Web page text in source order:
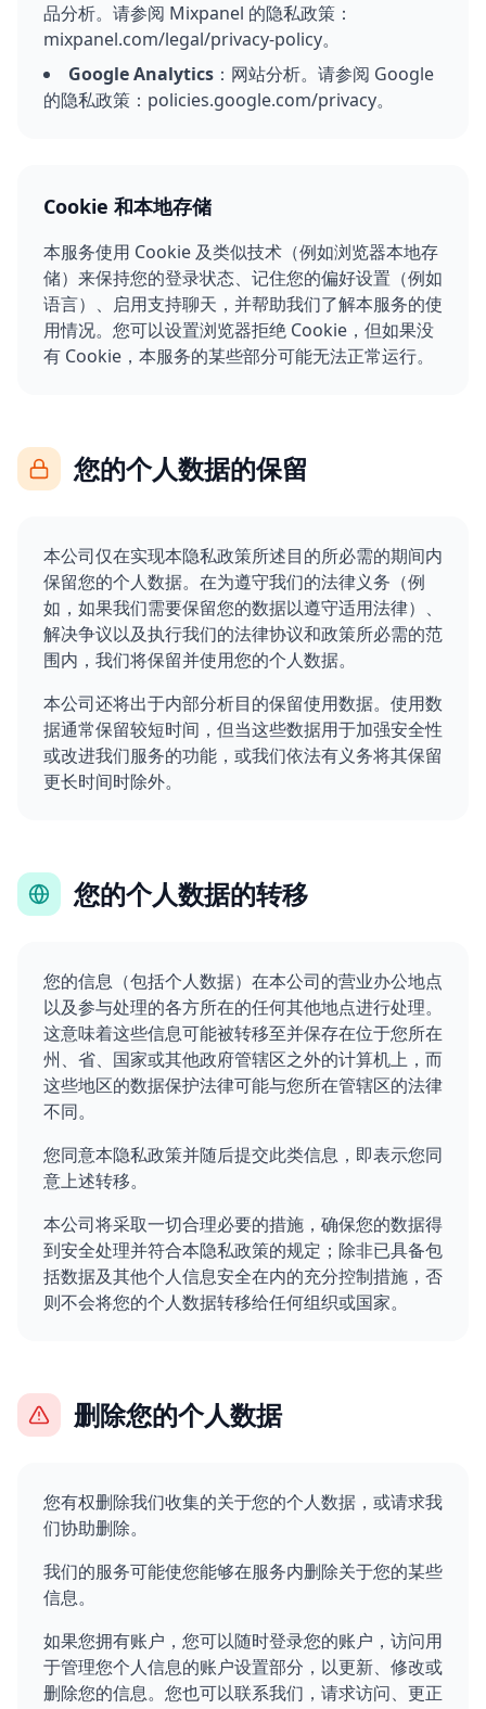
品分析。请参阅 Mixpanel 的隐私政策：
mixpanel.com/legal/privacy-policy。
Google Analytics ：网站分析。请参阅 Google
的隐私政策：policies.google.com/privacy。
Cookie 和本地存储
本服务使用 Cookie 及类似技术（例如浏览器本地存
储）来保持您的登录状态、记住您的偏好设置（例如
语言）、启用支持聊天，并帮助我们了解本服务的使
用情况。您可以设置浏览器拒绝 Cookie，但如果没
有 Cookie，本服务的某些部分可能无法正常运行。
您的个人数据的保留
本公司仅在实现本隐私政策所述目的所必需的期间内
保留您的个人数据。在为遵守我们的法律义务（例
如，如果我们需要保留您的数据以遵守适用法律）、
解决争议以及执行我们的法律协议和政策所必需的范
围内，我们将保留并使用您的个人数据。
本公司还将出于内部分析目的保留使用数据。使用数
据通常保留较短时间，但当这些数据用于加强安全性
或改进我们服务的功能，或我们依法有义务将其保留
更长时间时除外。
您的个人数据的转移
您的信息（包括个人数据）在本公司的营业办公地点
以及参与处理的各方所在的任何其他地点进行处理。
这意味着这些信息可能被转移至并保存在位于您所在
州、省、国家或其他政府管辖区之外的计算机上，而
这些地区的数据保护法律可能与您所在管辖区的法律
不同。
您同意本隐私政策并随后提交此类信息，即表示您同
意上述转移。
本公司将采取一切合理必要的措施，确保您的数据得
到安全处理并符合本隐私政策的规定；除非已具备包
括数据及其他个人信息安全在内的充分控制措施，否
则不会将您的个人数据转移给任何组织或国家。
删除您的个人数据
您有权删除我们收集的关于您的个人数据，或请求我
们协助删除。
我们的服务可能使您能够在服务内删除关于您的某些
信息。
如果您拥有账户，您可以随时登录您的账户，访问用
于管理您个人信息的账户设置部分，以更新、修改或
删除您的信息。您也可以联系我们，请求访问、更正